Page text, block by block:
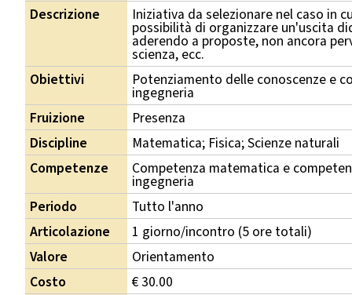
Descrizione
Iniziativa da selezionare nel caso in
possibilità di organizzare un'uscita
aderendo a proposte, non ancora
scienza, ecc.
Obiettivi
Potenziamento delle conoscenze e
ingegneria
Fruizione
Presenza
Discipline
Matematica; Fisica; Scienze naturali
Competenze
Competenza matematica e
ingegneria
Periodo
Tutto l'anno
Articolazione
1 giorno/incontro (5 ore totali)
Valore
Orientamento
Costo
€ 30.00